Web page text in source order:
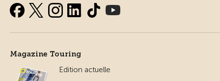
Magazine Touring
Edition actuelle